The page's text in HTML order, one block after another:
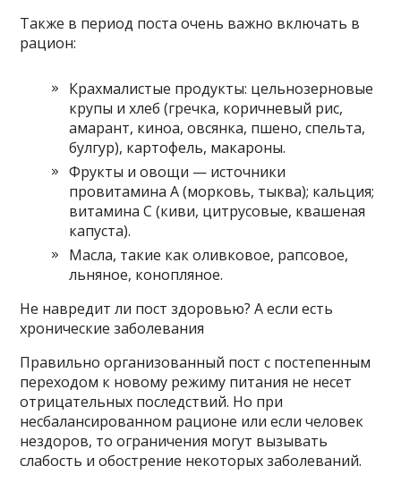
Также в период поста очень важно включать в
рацион:
Крахмалистые продукты: цельнозерновые
крупы и хлеб (гречка, коричневый рис,
амарант, киноа, овсянка, пшено, спельта,
булгур), картофель, макароны.
Фрукты и овощи — источники
провитамина А (морковь, тыква); кальция;
витамина С (киви, цитрусовые, квашеная
капуста).
Масла, такие как оливковое, рапсовое,
льняное, конопляное.
Не навредит ли пост здоровью? А если есть
хронические заболевания
Правильно организованный пост с постепенным
переходом к новому режиму питания не несет
отрицательных последствий. Но при
несбалансированном рационе или если человек
нездоров, то ограничения могут вызывать
слабость и обострение некоторых заболеваний.